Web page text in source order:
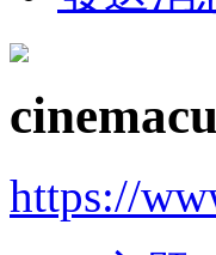
https://